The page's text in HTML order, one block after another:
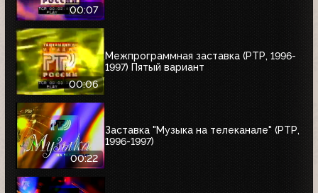
00:07
00:06
Межпрограммная заставка (РТР, 1996-
1997) Пятый вариант
00:22
Заставка "Музыка на телеканале" (РТР,
1996-1997)